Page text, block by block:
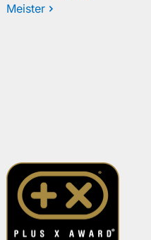
Meister